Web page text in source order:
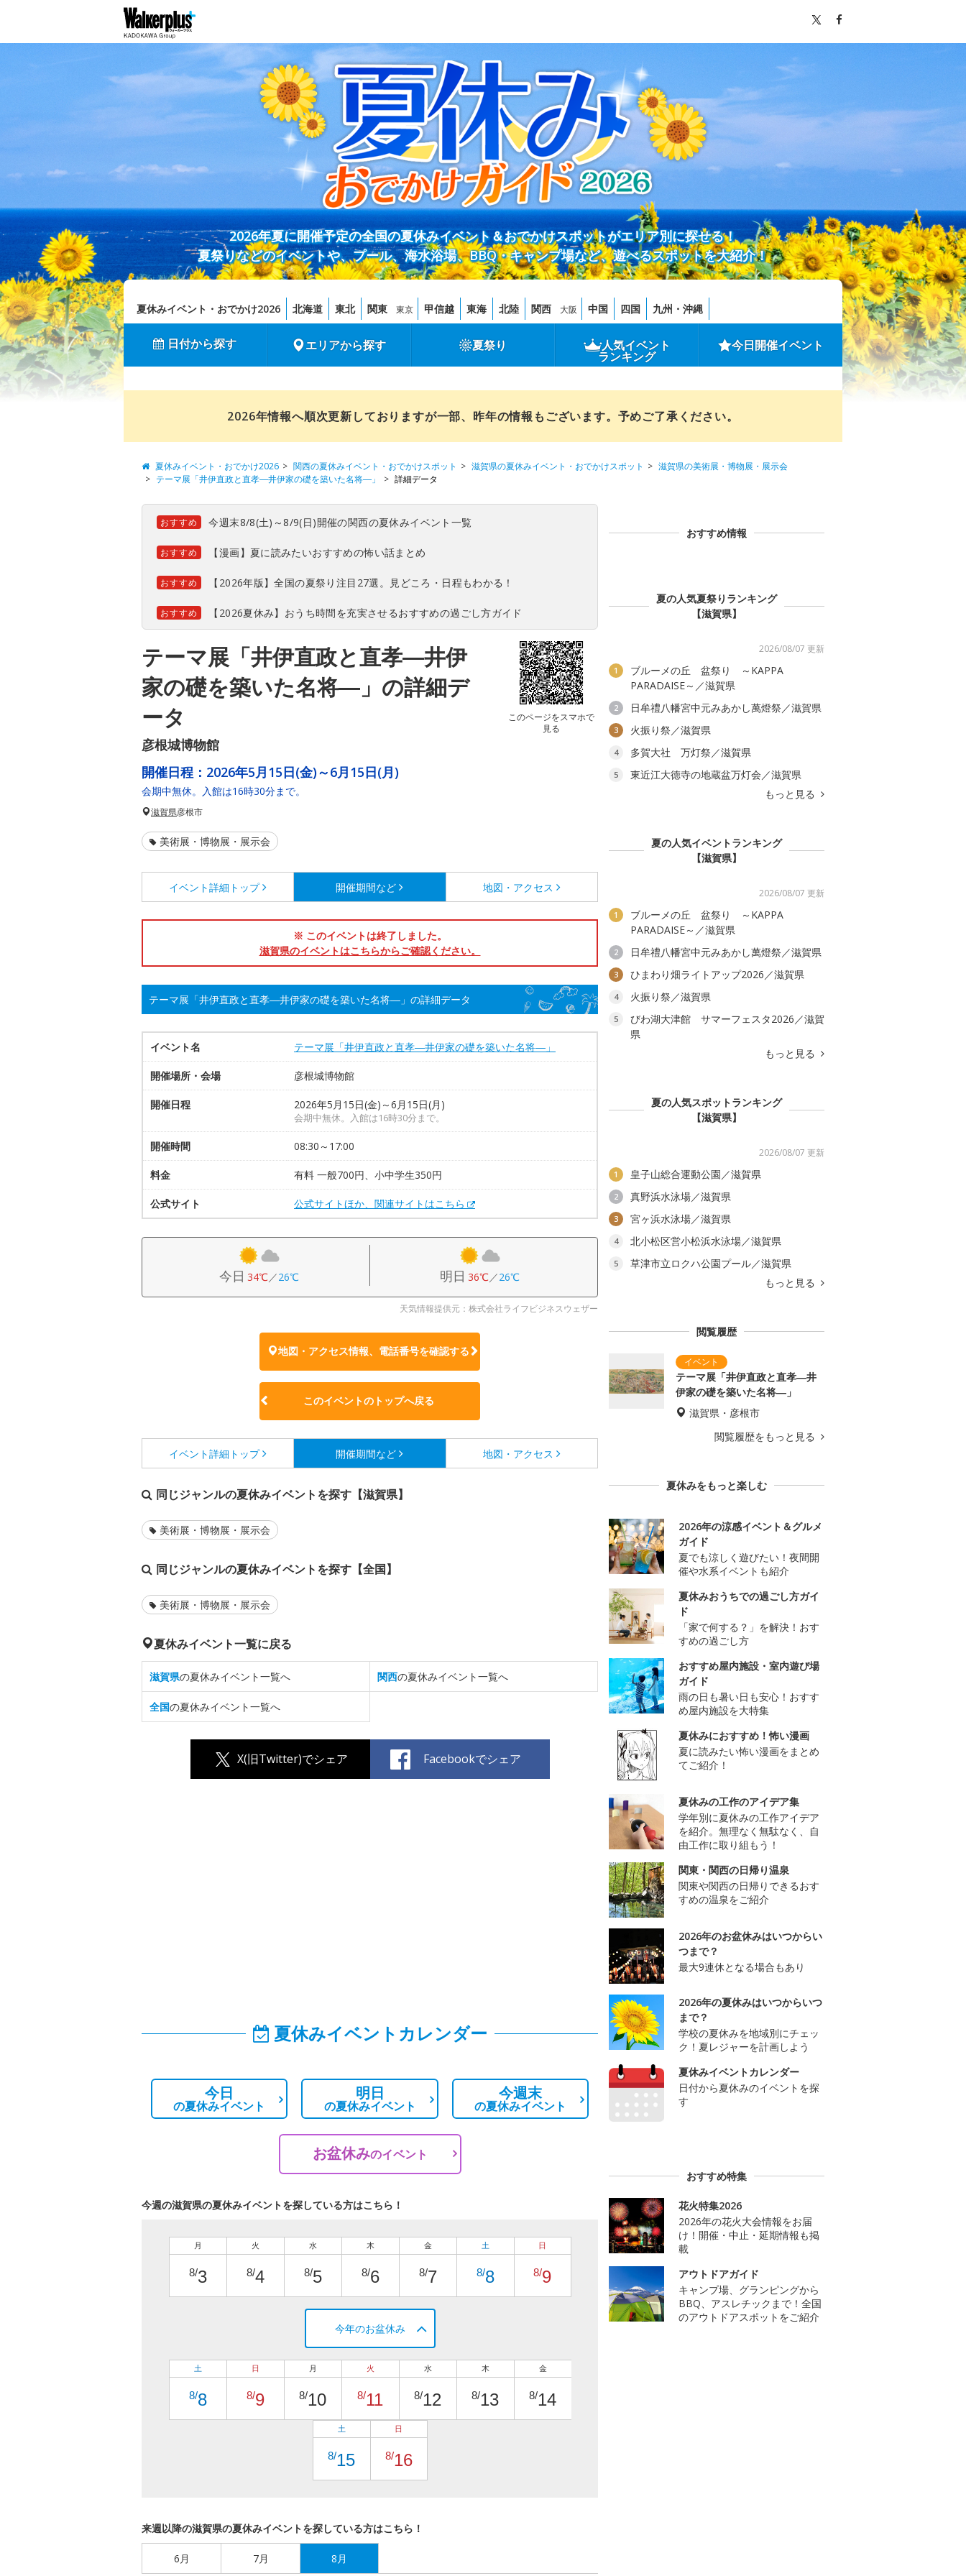
2026年夏に開催予定の全国の夏休みイベント＆おでかけスポットがエリア別に探せる！
夏祭りなどのイベントや、プール、海水浴場、BBQ・キャンプ場など、遊べるスポットを大紹介！
夏休みイベント・おでかけ2026 北海道 東北 関東 東京 甲信越 東海 北陸 関西 大阪 中国 四国 九州・沖縄
日付から探す エリアから探す 夏祭り 人気イベント
ランキング
今日開催イベント
2026年情報へ順次更新しておりますが一部、昨年の情報もございます。予めご了承ください。
夏休みイベント・おでかけ2026 関西の夏休みイベント・おでかけスポット 滋賀県の夏休みイベント・おでかけスポット
滋賀県の美術展・博物展・展示会
テーマ展「井伊直政と直孝―井伊家の礎を築いた名将―」
詳細データ
おすすめ 今週末8/8(土)～8/9(日)開催の関西の夏休みイベント一覧
おすすめ 【漫画】夏に読みたいおすすめの怖い話まとめ
おすすめ 【2026年版】全国の夏祭り注目27選。見どころ・日程もわかる！
おすすめ 【2026夏休み】おうち時間を充実させるおすすめの過ごし方ガイド
テーマ展「井伊直政と直孝―井伊
家の礎を築いた名将―」の詳細デ
ータ
彦根城博物館
このページをスマホで
見る
開催日程： 2026年5月15日(金)～6月15日(月)
会期中無休。入館は16時30分まで。
滋賀県彦根市
美術展・博物展・展示会
イベント詳細 トップ 開催期間など 地図・アクセス
※ このイベントは終了しました。
滋賀県のイベントはこちらからご確認ください。
テーマ展「井伊直政と直孝―井伊家の礎を築いた名将―」の詳細データ
イベント名 テーマ展「井伊直政と直孝―井伊家の礎を築いた名将―」
開催場所・会場 彦根城博物館
開催日程 2026年5月15日(金)～6月15日(月)
会期中無休。入館は16時30分まで。
開催時間 08:30～17:00
料金 有料 一般700円、小中学生350円
公式サイト 公式サイトほか、関連サイトはこちら
今日 34℃／26℃ 明日 36℃／26℃
天気情報提供元：株式会社ライフビジネスウェザー
地図・アクセス情報、電話番号を確認する
このイベントのトップへ戻る
イベント詳細 トップ 開催期間など 地図・アクセス
同じジャンルの夏休みイベントを探す【滋賀県】
美術展・博物展・展示会
同じジャンルの夏休みイベントを探す【全国】
美術展・博物展・展示会
夏休みイベント一覧に戻る
滋賀県の夏休みイベント一覧へ 関西の夏休みイベント一覧へ
全国の夏休みイベント一覧へ
X(旧Twitter)でシェア Facebookでシェア
夏休みイベントカレンダー
今日
の夏休みイベント
明日
の夏休みイベント
今週末
の夏休みイベント
お盆休みのイベント
今週の滋賀県の夏休みイベントを探している方はこちら！
月
8/3
火
8/4
水
8/5
木
8/6
金
8/7
土
8/8
日
8/9
今年のお盆休み
土
8/8
日
8/9
月
8/10
火
8/11
水
8/12
木
8/13
金
8/14
土
8/15
日
8/16
来週以降の滋賀県の夏休みイベントを探している方はこちら！
6月 7月 8月
おすすめ情報
夏の人気夏祭りランキング
【滋賀県】
2026/08/07 更新
1
ブルーメの丘 盆祭り ～KAPPA
PARADAISE～／滋賀県
2 日牟禮八幡宮中元みあかし萬燈祭／滋賀県
3 火振り祭／滋賀県
4 多賀大社 万灯祭／滋賀県
5
東近江大徳寺の地蔵盆万灯会／滋賀県
もっと見る
夏の人気イベントランキング
【滋賀県】
2026/08/07 更新
1
ブルーメの丘 盆祭り ～KAPPA
PARADAISE～／滋賀県
2 日牟禮八幡宮中元みあかし萬燈祭／滋賀県
3 ひまわり畑ライトアップ2026／滋賀県
4 火振り祭／滋賀県
5
びわ湖大津館 サマーフェスタ2026／滋賀
県
もっと見る
夏の人気スポットランキング
【滋賀県】
2026/08/07 更新
1 皇子山総合運動公園／滋賀県
2 真野浜水泳場／滋賀県
3 宮ヶ浜水泳場／滋賀県
4 北小松区営小松浜水泳場／滋賀県
5
草津市立ロクハ公園プール／滋賀県
もっと見る
閲覧履歴
テーマ展「井伊直政と直孝―井
伊家の礎を築いた名将―」
滋賀県・彦根市
閲覧履歴をもっと見る
夏休みをもっと楽しむ
2026年の涼感イベント＆グルメ
ガイド
夏でも涼しく遊びたい！夜間開
催や水系イベントも紹介
夏休みおうちでの過ごし方ガイ
ド
「家で何する？」を解決！おす
すめの過ごし方
おすすめ屋内施設・室内遊び場
ガイド
雨の日も暑い日も安心！おすす
め屋内施設を大特集
夏休みにおすすめ！怖い漫画
夏に読みたい怖い漫画をまとめ
てご紹介！
夏休みの工作のアイデア集
学年別に夏休みの工作アイデア
を紹介。無理なく無駄なく、自
由工作に取り組もう！
関東・関西の日帰り温泉
関東や関西の日帰りできるおす
すめの温泉をご紹介
2026年のお盆休みはいつからい
つまで？
最大9連休となる場合もあり
2026年の夏休みはいつからいつ
まで？
学校の夏休みを地域別にチェッ
ク！夏レジャーを計画しよう
夏休みイベントカレンダー
日付から夏休みのイベントを探
す
おすすめ特集
花火特集2026
2026年の花火大会情報をお届
け！開催・中止・延期情報も掲
載
アウトドアガイド
キャンプ場、グランピングから
BBQ、アスレチックまで！全国
のアウトドアスポットをご紹介